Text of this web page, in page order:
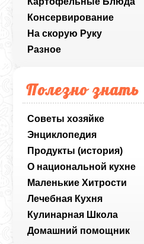
Консервирование
На скорую Руку
Разное
Полезно знать
Советы хозяйке
Энциклопедия
Продукты (история)
О национальной кухне
Маленькие Хитрости
Лечебная Кухня
Кулинарная Школа
Домашний помощник